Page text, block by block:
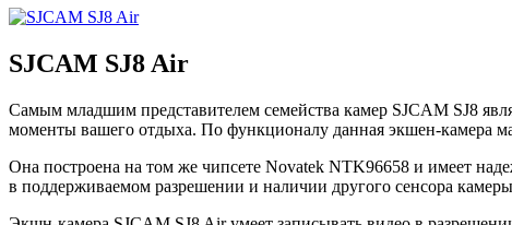
SJCAM SJ8 Air
Самым младшим представителем семейства камер SJCAM SJ8
моменты вашего отдыха. По функционалу данная экшен-камера
Она построена на том же чипсете Novatek NTK96658 и имеет
в поддерживаемом разрешении и наличии другого сенсора